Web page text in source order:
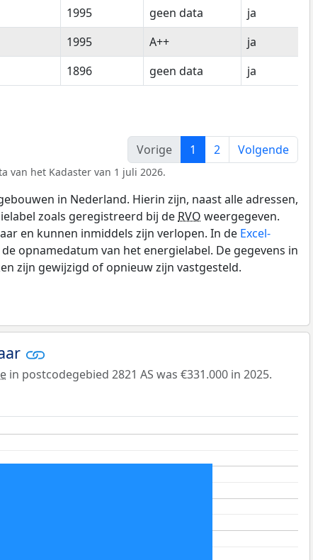
1995 geen data
ja
1995 A++
ja
1896 geen data ja
Vorige
1 2 Volgende
van het Kadaster van 1 juli 2026.
in Nederland. Hierin zijn, naast alle adressen,
zoals geregistreerd bij de RVO weergegeven.
en kunnen inmiddels zijn verlopen. In de Excel-
opnamedatum van het energielabel. De gegevens in
zijn gewijzigd of opnieuw zijn vastgesteld.
in postcodegebied 2821 AS was €331.000 in 2025.